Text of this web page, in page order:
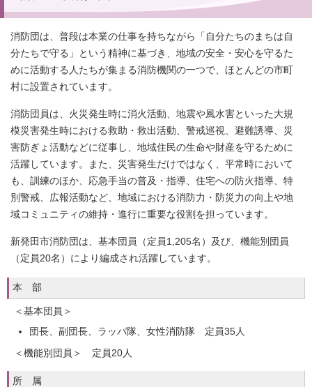
消防団は、普段は本業の仕事を持ちながら「自分たちのまちは自
分たちで守る」という精神に基づき、地域の安全・安心を守るた
めに活動する人たちが集まる消防機関の一つで、ほとんどの市町
村に設置されています。
消防団員は、火災発生時に消火活動、地震や風水害といった大規
模災害発生時における救助・救出活動、警戒巡視、避難誘導、災
害防ぎょ活動などに従事し、地域住民の生命や財産を守るために
活躍しています。また、災害発生だけではなく、平常時において
も、訓練のほか、応急手当の普及・指導、住宅への防火指導、特
別警戒、広報活動など、地域における消防力・防災力の向上や地
域コミュニティの維持・進行に重要な役割を担っています。
新発田市消防団は、基本団員（定員1,205名）及び、機能別団員
（定員20名）により編成され活躍しています。
本 部
＜基本団員＞
団長、副団長、ラッパ隊、女性消防隊 定員35人
＜機能別団員＞ 定員20人
所 属